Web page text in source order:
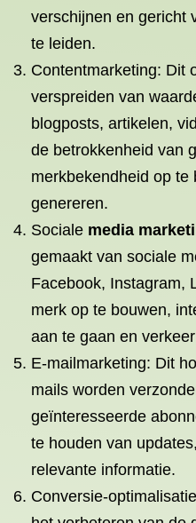
verschijnen en gericht
te leiden.
Contentmarketing: Dit
verspreiden van
blogposts, artikelen,
de betrokkenheid van
merkbekendheid op te
genereren.
Sociale media
gemaakt van sociale
Facebook, Instagram,
​​merk op te bouwen,
aan te gaan en
E-mailmarketing: Dit
mails worden
geïnteresseerde
te houden van
relevante informatie.
Conversie-